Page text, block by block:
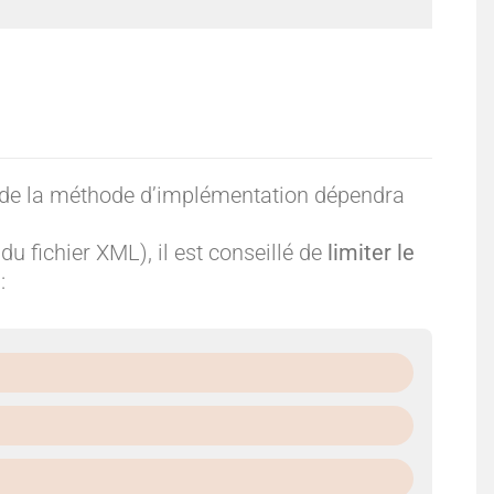
:
A
e
:
O
u
la méthode d’implémentation dépendra
fichier XML), il est conseillé de limiter le
: